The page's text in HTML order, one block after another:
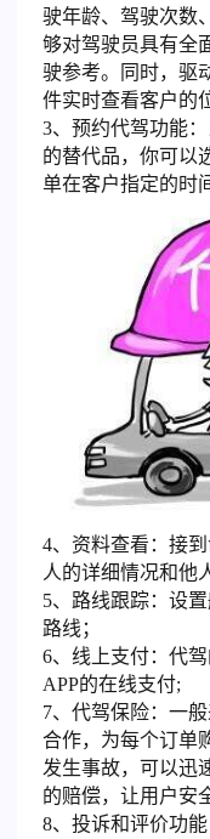
驶年龄、驾驶次数
够对驾驶员具有全
驶参考。同时，驱
件实时查看客户的
3、预约代驾功能
的替代品，你可以
单在客户指定的时
4、资料查看：接
人的详细情况和他
5、路线跟踪：设
路线；
6、线上支付：代
APP的在线支付;
7、代驾保险：一
合作，为每个订单
发生事故，可以迅
的赔偿，让用户安
8、投诉和评价功